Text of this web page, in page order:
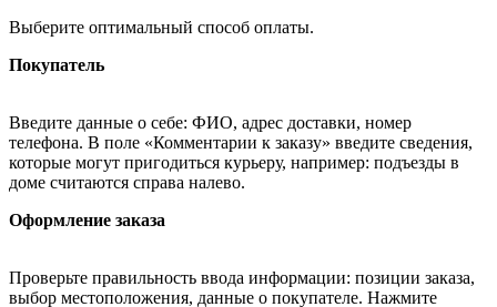
Выберите оптимальный способ оплаты.
Покупатель
Введите данные о себе: ФИО, адрес доставки, номер
телефона. В поле «Комментарии к заказу» введите сведения,
которые могут пригодиться курьеру, например: подъезды в
доме считаются справа налево.
Оформление заказа
Проверьте правильность ввода информации: позиции заказа,
выбор местоположения, данные о покупателе. Нажмите